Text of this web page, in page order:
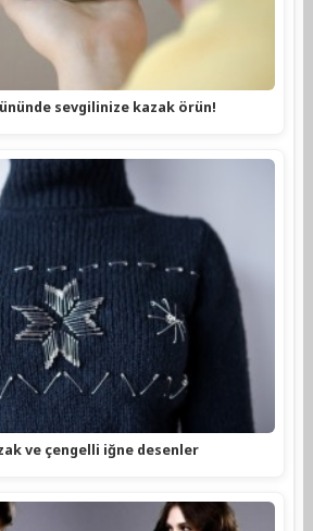
sevgilinize kazak örün!
ve çengelli iğne desenler